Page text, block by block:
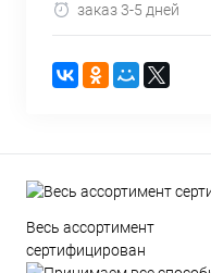
заказ 3-5 дней
Весь ассортимент
сертифицирован